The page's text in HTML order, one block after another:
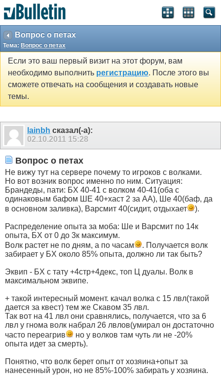
Вопрос о петах
Тема: Вопрос о петах
Если это ваш первый визит на этот форум, вам
необходимо выполнить регистрацию. После этого вы
сможете отвечать на сообщения и создавать новые
темы.
lainbh сказал(-а):
02.10.2011 15:28
Вопрос о петах
Не вижу тут на сервере почему то игроков с волками.
Но вот возник вопрос именно по ним. Ситуация:
Брандеды, пати: БХ 40-41 с волком 40-41(оба с
одинаковым бафом ШЕ 40+хаст 2 за АА), Ше 40(баф, да
в основном заливка), Варсмит 40(сидит, отдыхает
).
Распределение опыта за моба: Ше и Варсмит по 14к
опыта, БХ от 0 до 3к максимум.
Волк растет не по дням, а по часам
. Получается волк
забирает у БХ около 85% опыта, должно ли так быть?
Эквип - БХ с тату +4стр+4декс, топ Ц дуалы. Волк в
максимальном эквипе.
+ такой интересный момент. качал волка с 15 лвл(такой
дается за квест) тем же Скавом 35 лвл.
Так вот на 41 лвл они сравнялись, получается, что за 6
лвл у гнома волк набрал 26 лвлов(умирал он достаточно
часто переагрив
но у волков там чуть ли не -20%
опыта идет за смерть).
Понятно, что волк берет опыт от хозяина+опыт за
нанесенный урон, но не 85%-100% забирать у хозяина.